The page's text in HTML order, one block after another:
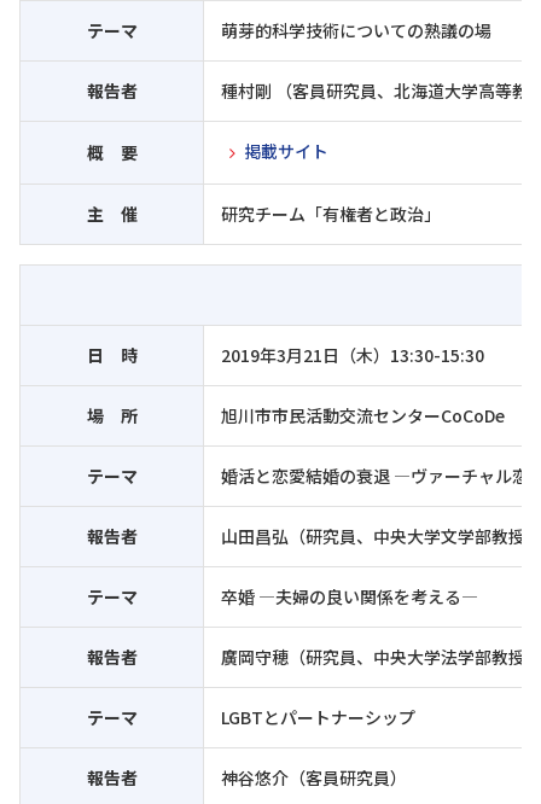
テーマ 萌芽的科学技術についての熟議の場
報告者 種村剛 （客員研究員、北海道大学高等教
概 要 掲載サイト
主 催 研究チーム「有権者と政治」
日 時 2019年3月21日（木）13:30-15:30
場 所 旭川市市民活動交流センターCoCoDe
テーマ 婚活と恋愛結婚の衰退 ―ヴァーチャル恋
報告者 山田昌弘（研究員、中央大学文学部教授）
テーマ 卒婚 ―夫婦の良い関係を考える―
報告者 廣岡守穂（研究員、中央大学法学部教授）
テーマ LGBTとパートナーシップ
報告者 神谷悠介（客員研究員）